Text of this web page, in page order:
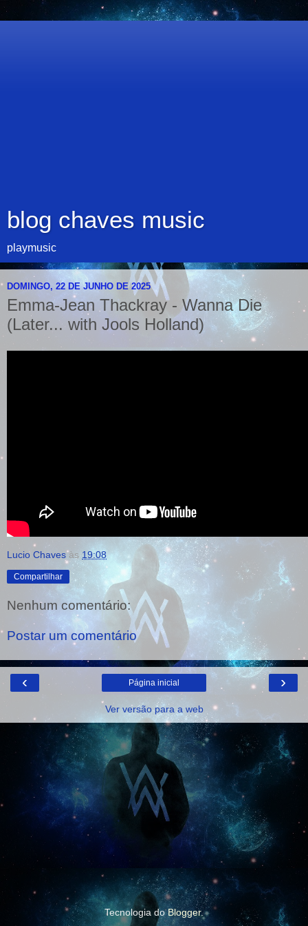
blog chaves music
playmusic
DOMINGO, 22 DE JUNHO DE 2025
Emma-Jean Thackray - Wanna Die
(Later... with Jools Holland)
Lucio Chaves às 19:08
Compartilhar
Nenhum comentário:
Postar um comentário
‹ ›
Página inicial
Ver versão para a web
Tecnologia doBlogger.